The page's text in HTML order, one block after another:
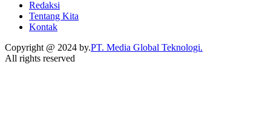
Redaksi
Tentang Kita
Kontak
Copyright @ 2024 by.PT. Media Global Teknologi.
All rights reserved